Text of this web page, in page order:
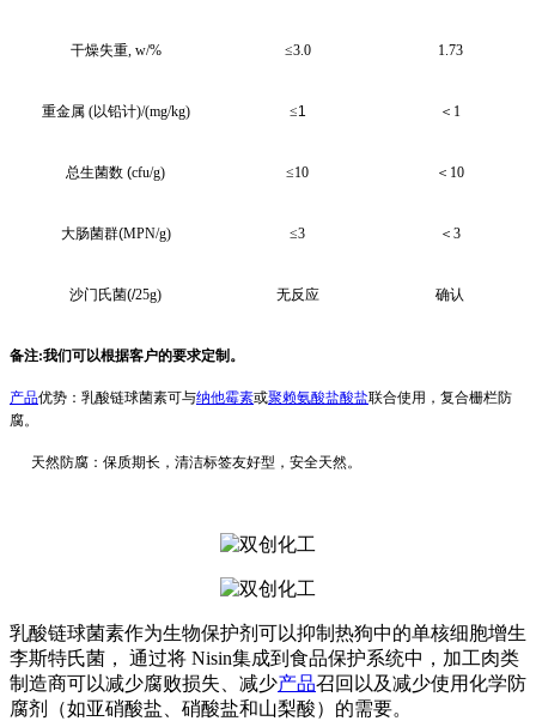
干燥失重, w/% ≤3.0 1.73
重金属(以铅计)/(mg/kg) ≤1 ＜ 1
总生菌数 (cfu/g) ≤10 ＜ 10
大肠菌群(MPN/g) ≤3 ＜ 3
沙门氏菌(/25g) 无反应 确认
备注:我们可以根据客户的要求定制。
产品优势： 乳酸链球菌素可与纳他霉素或聚赖氨酸盐酸盐联合使用，复合栅栏防
腐。
天然防腐：保质期长，清洁标签友好型，安全天然。
乳酸链球菌素作为生物保护剂可以抑制热狗中的单核细胞增生
李斯特氏菌， 通过将 Nisin集成到食品保护系统中，加工肉类
制造商可以减少腐败损失、减少产品召回以及减少使用化学防
腐剂（如亚硝酸盐、硝酸盐和山梨酸）的需要。